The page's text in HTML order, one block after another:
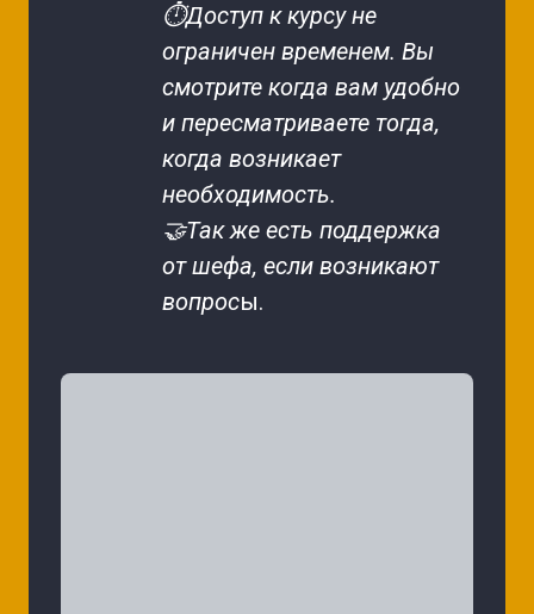
⏱Доступ к курсу не
ограничен временем. Вы
смотрите когда вам удобно
и пересматриваете тогда,
когда возникает
необходимость.
🤝Так же есть поддержка
от шефа, если возникают
вопросы.